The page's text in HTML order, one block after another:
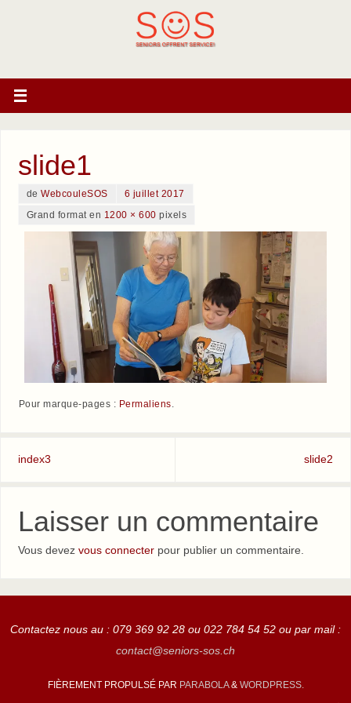
slide1
deWebcouleSOS
6 juillet 2017
Grand format en 1200 × 600 pixels
Pour marque-pages : Permaliens.
index3 slide2
Laisser un commentaire
Vous devez vous connecterpour publier un commentaire.
Contactez nous au : 079 369 92 28 ou 022 784 54 52 ou par mail :
contact@seniors-sos.ch
FIÈREMENT PROPULSÉ PAR PARABOLA& WORDPRESS.